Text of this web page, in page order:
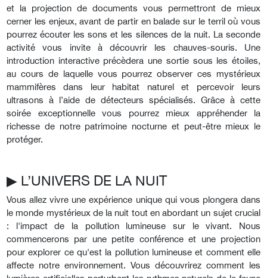
et la projection de documents vous permettront de mieux
cerner les enjeux, avant de partir en balade sur le terril où vous
pourrez écouter les sons et les silences de la nuit. La seconde
activité vous invite à découvrir les chauves-souris. Une
introduction interactive précèdera une sortie sous les étoiles,
au cours de laquelle vous pourrez observer ces mystérieux
mammifères dans leur habitat naturel et percevoir leurs
ultrasons à l’aide de détecteurs spécialisés. Grâce à cette
soirée exceptionnelle vous pourrez mieux appréhender la
richesse de notre patrimoine nocturne et peut-être mieux le
protéger.
▶︎ L’UNIVERS DE LA NUIT
Vous allez vivre une expérience unique qui vous plongera dans
le monde mystérieux de la nuit tout en abordant un sujet crucial
: l'impact de la pollution lumineuse sur le vivant. Nous
commencerons par une petite conférence et une projection
pour explorer ce qu'est la pollution lumineuse et comment elle
affecte notre environnement. Vous découvrirez comment les